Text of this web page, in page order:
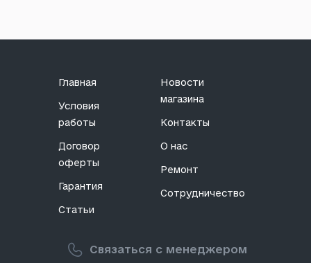
Связаться с менеджером
Главная
Условия
работы
Договор
оферты
Гарантия
Статьи
Новости
магазина
Контакты
О нас
Ремонт
Сотрудничество